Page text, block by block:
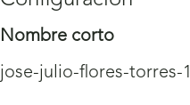
Nombre corto
jose-julio-flores-torres-1